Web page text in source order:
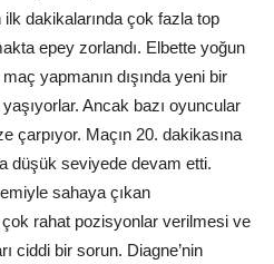
ilk dakikalarında çok fazla top
epey zorlandı. Elbette yoğun
yapmanın dışında yeni bir
Ancak bazı oyuncular
çarpıyor. Maçın 20. dakikasına
düşük seviyede devam etti.
sahaya çıkan
rahat pozisyonlar verilmesi ve
ciddi bir sorun. Diagne’nin